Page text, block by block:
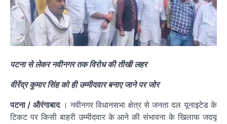
पटना से लेकर नवीनगर तक विरोध की तीखी लहर
वीरेंद्र कुमार सिंह को ही उम्मीदवार बनाए जाने पर जोर
पटना / औरंगाबाद। नवीनगर विधानसभा क्षेत्र से जनता दल यूनाइटेड के
टिकट पर किसी बाहरी उम्मीदवार के आने की संभावना के खिलाफ जदयू